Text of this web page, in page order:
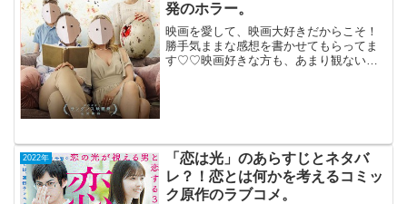
発のホラー。
映画を愛して、映画大好きだからこそ！
勝手気ままな感想を書かせてもらってま
す♡♡映画好きな方も、あまり観ない方
2022年
「恋は光」のあらすじとネタバ
レ？！恋とは何かを考えるコミッ
ク原作のラブコメ。